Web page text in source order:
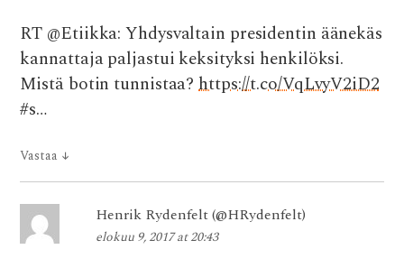
RT @Etiikka: Yhdysvaltain presidentin äänekäs
kannattaja paljastui keksityksi henkilöksi.
Mistä botin tunnistaa?https://t.co/VqLvyV2iD2
#s…
Vastaa ↓
Henrik Rydenfelt (@HRydenfelt)
elokuu 9, 2017 at 20:43